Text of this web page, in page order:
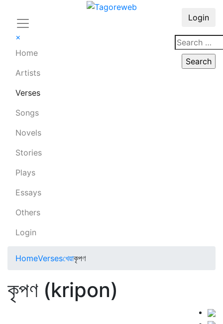
×
Home
Artists
Verses
Songs
Novels
Stories
Plays
Essays
Others
Login
Login
HomeVersesখেয়াকৃপণ
কৃপণ (kripon)